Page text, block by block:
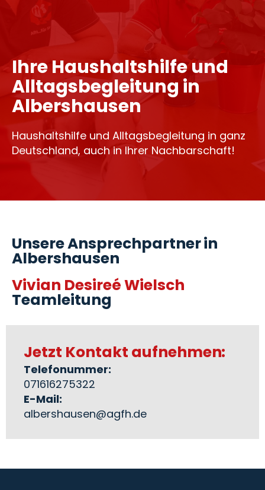
Ihre Haushaltshilfe und
Alltagsbegleitung in
Albershausen
Haushaltshilfe und Alltagsbegleitung in ganz
Deutschland, auch in Ihrer Nachbarschaft!
Unsere Ansprechpartner in
Albershausen
Vivian Desireé Wielsch
Teamleitung
Jetzt Kontakt aufnehmen:
Telefonummer:
071616275322
E-Mail:
albershausen@agfh.de